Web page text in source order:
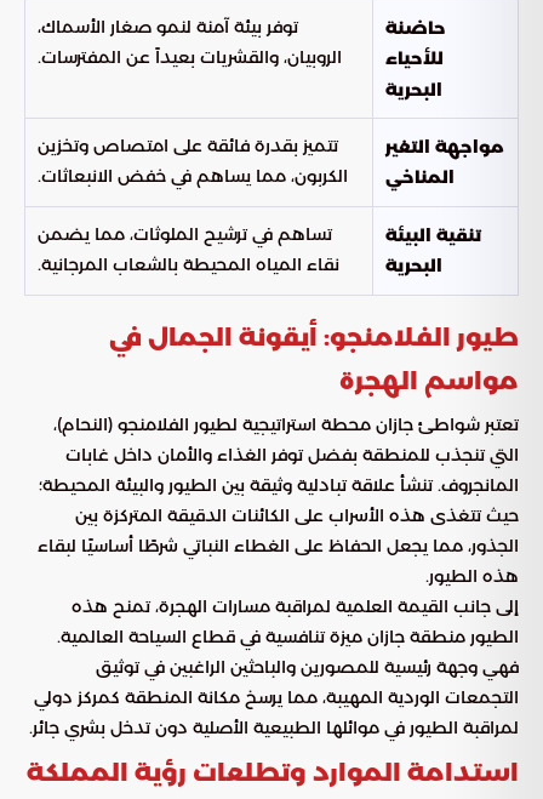
حاضنة
للأحياء
البحرية
توفر بيئة آمنة لنمو صغار الأسماك،
الروبيان، والقشريات بعيداً عن المفترسات.
مواجهة التغير
المناخي
تتميز بقدرة فائقة على امتصاص وتخزين
الكربون، مما يساهم في خفض الانبعاثات.
تنقية البيئة
البحرية
تساهم في ترشيح الملوثات، مما يضمن
نقاء المياه المحيطة بالشعاب المرجانية.
طيور الفلامنجو: أيقونة الجمال في
مواسم الهجرة
تعتبر شواطئ جازان محطة استراتيجية لطيور الفلامنجو (النحام)،
التي تنجذب للمنطقة بفضل توفر الغذاء والأمان داخل غابات
المانجروف. تنشأ علاقة تبادلية وثيقة بين الطيور والبيئة المحيطة؛
حيث تتغذى هذه الأسراب على الكائنات الدقيقة المتركزة بين
الجذور، مما يجعل الحفاظ على الغطاء النباتي شرطًا أساسيًا لبقاء
هذه الطيور.
إلى جانب القيمة العلمية لمراقبة مسارات الهجرة، تمنح هذه
الطيور منطقة جازان ميزة تنافسية في قطاع السياحة العالمية.
فهي وجهة رئيسية للمصورين والباحثين الراغبين في توثيق
التجمعات الوردية المهيبة، مما يرسخ مكانة المنطقة كمركز دولي
لمراقبة الطيور في موائلها الطبيعية الأصلية دون تدخل بشري جائر.
استدامة الموارد وتطلعات رؤية المملكة